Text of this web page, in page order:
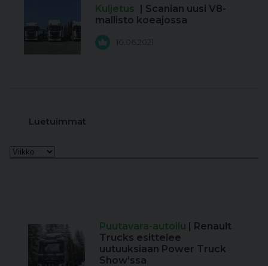
Kuljetus | Scanian uusi V8-
mallisto koeajossa
10.06.2021
Luetuimmat
Puutavara-autoilu | Renault
Trucks esittelee
uutuuksiaan Power Truck
Show'ssa